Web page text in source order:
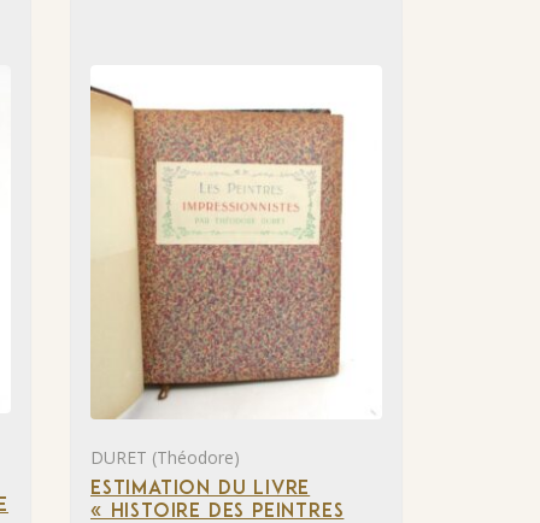
DURET (Théodore)
ESTIMATION DU LIVRE
« HISTOIRE DES PEINTRES